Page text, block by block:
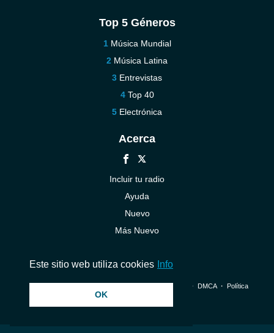
Top 5 Géneros
Música Mundial
Música Latina
Entrevistas
Top 40
Electrónica
Acerca
Incluir tu radio
Ayuda
Nuevo
Más Nuevo
© 2026 InstantAudio. Reservados todos los derechos. ・ DMCA・ Política
Este sitio web utiliza cookies Info
OK